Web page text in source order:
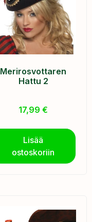
Merirosvottaren
Hattu 2
17,99 €
Lisää
ostoskoriin